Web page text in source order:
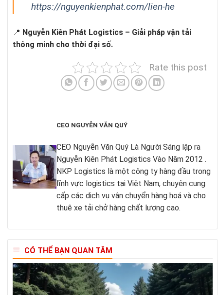
https://nguyenkienphat.com/lien-he
📍 Nguyễn Kiên Phát Logistics – Giải pháp vận tải
thông minh cho thời đại số.
Rate this post
CEO NGUYỄN VĂN QUÝ
CEO Nguyễn Văn Quý Là Người Sáng lập ra
Nguyễn Kiên Phát Logistics Vào Năm 2012 .
NKP Logistics là một công ty hàng đầu trong
lĩnh vực logistics tại Việt Nam, chuyên cung
cấp các dịch vụ vận chuyển hàng hoá và cho
thuê xe tải chở hàng chất lượng cao.
CÓ THỂ BẠN QUAN TÂM